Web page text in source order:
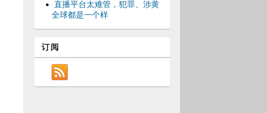
直播平台太难管，犯罪、涉黄
全球都是一个样
订阅